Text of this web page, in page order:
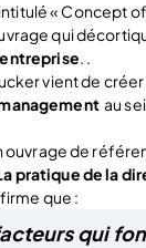
« Concept
qui
. .
vient de
au
ouvrage de
pratique de la
que :
qui